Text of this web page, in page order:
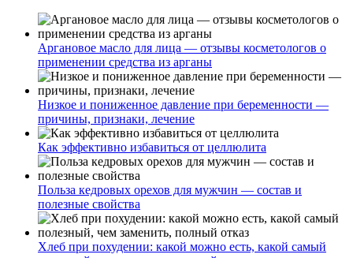
Аргановое масло для лица — отзывы косметологов о
применении средства из арганы
Низкое и пониженное давление при беременности —
причины, признаки, лечение
Как эффективно избавиться от целлюлита
Польза кедровых орехов для мужчин — состав и
полезные свойства
Хлеб при похудении: какой можно есть, какой самый